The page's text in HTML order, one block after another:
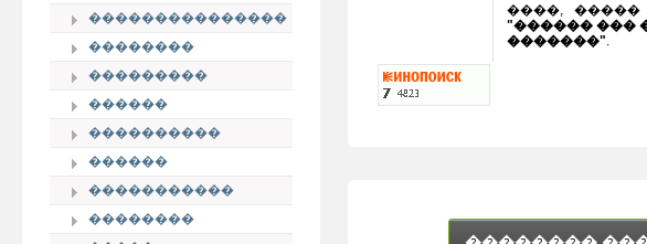
���������������
��������
���������
������
����������
������
�����������
��������
����,
"������ ���
�������".